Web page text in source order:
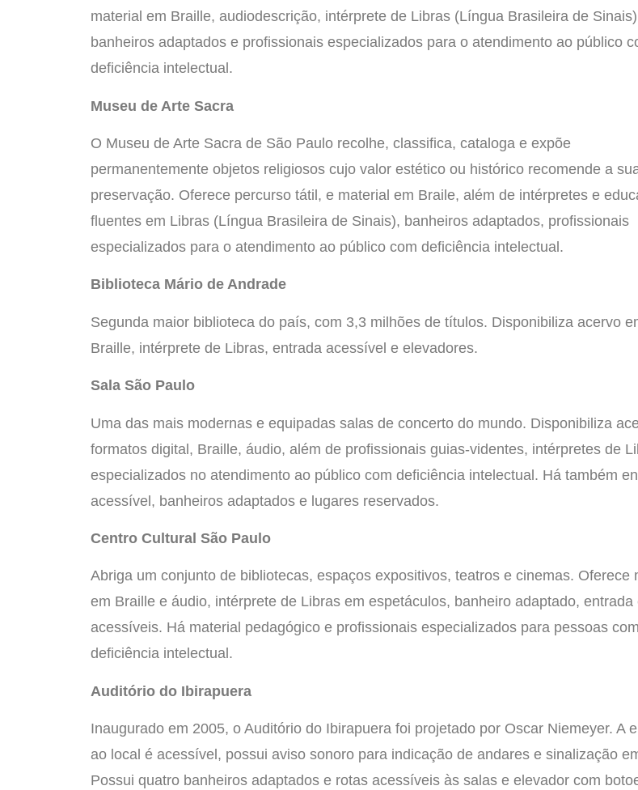
material em Braille, audiodescrição, intérprete de Libras (Língua Brasileira de
banheiros adaptados e profissionais especializados para o atendimento ao público
deficiência intelectual.
Museu de Arte Sacra
O Museu de Arte Sacra de São Paulo recolhe, classifica, cataloga e expõe
permanentemente objetos religiosos cujo valor estético ou histórico recomende a
preservação. Oferece percurso tátil, e material em Braile, além de intérpretes e
fluentes em Libras (Língua Brasileira de Sinais), banheiros adaptados, profissionais
especializados para o atendimento ao público com deficiência intelectual.
Biblioteca Mário de Andrade
Segunda maior biblioteca do país, com 3,3 milhões de títulos. Disponibiliza acervo
Braille, intérprete de Libras, entrada acessível e elevadores.
Sala São Paulo
Uma das mais modernas e equipadas salas de concerto do mundo. Disponibiliza
formatos digital, Braille, áudio, além de profissionais guias-videntes, intérpretes de
especializados no atendimento ao público com deficiência intelectual. Há também
acessível, banheiros adaptados e lugares reservados.
Centro Cultural São Paulo
Abriga um conjunto de bibliotecas, espaços expositivos, teatros e cinemas. Oferece
em Braille e áudio, intérprete de Libras em espetáculos, banheiro adaptado, entrada
acessíveis. Há material pedagógico e profissionais especializados para pessoas com
deficiência intelectual.
Auditório do Ibirapuera
Inaugurado em 2005, o Auditório do Ibirapuera foi projetado por Oscar Niemeyer. A
ao local é acessível, possui aviso sonoro para indicação de andares e sinalização
Possui quatro banheiros adaptados e rotas acessíveis às salas e elevador com